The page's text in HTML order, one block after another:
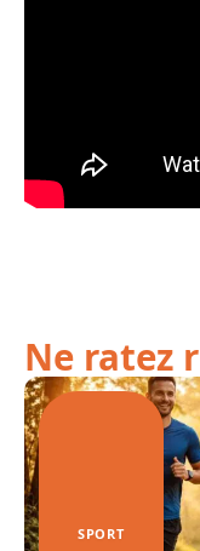
Ne ratez
SPORT